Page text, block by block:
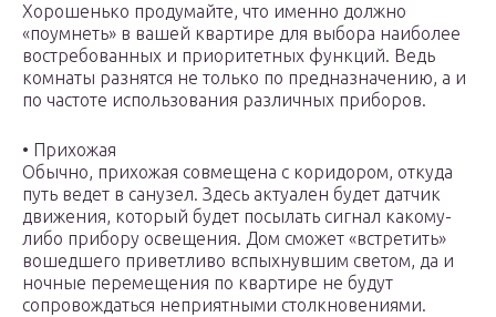
Хорошенько продумайте, что именно должно
«поумнеть» в вашей квартире для выбора наиболее
востребованных и приоритетных функций. Ведь
комнаты разнятся не только по предназначению, а и
по частоте использования различных приборов.
• Прихожая
Обычно, прихожая совмещена с коридором, откуда
путь ведет в санузел. Здесь актуален будет датчик
движения, который будет посылать сигнал какому-
либо прибору освещения. Дом сможет «встретить»
вошедшего приветливо вспыхнувшим светом, да и
ночные перемещения по квартире не будут
сопровождаться неприятными столкновениями.